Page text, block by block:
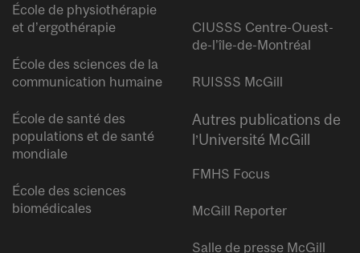
École de physiothérapie
et d’ergothérapie
École des sciences de la
communication humaine
École de santé des
populations et de santé
mondiale
École des sciences
biomédicales
CIUSSS Centre-Ouest-
de-l’île-de-Montréal
RUISSS McGill
Autres publications de
l’Université McGill
FMHS Focus
McGill Reporter
Salle de presse McGill